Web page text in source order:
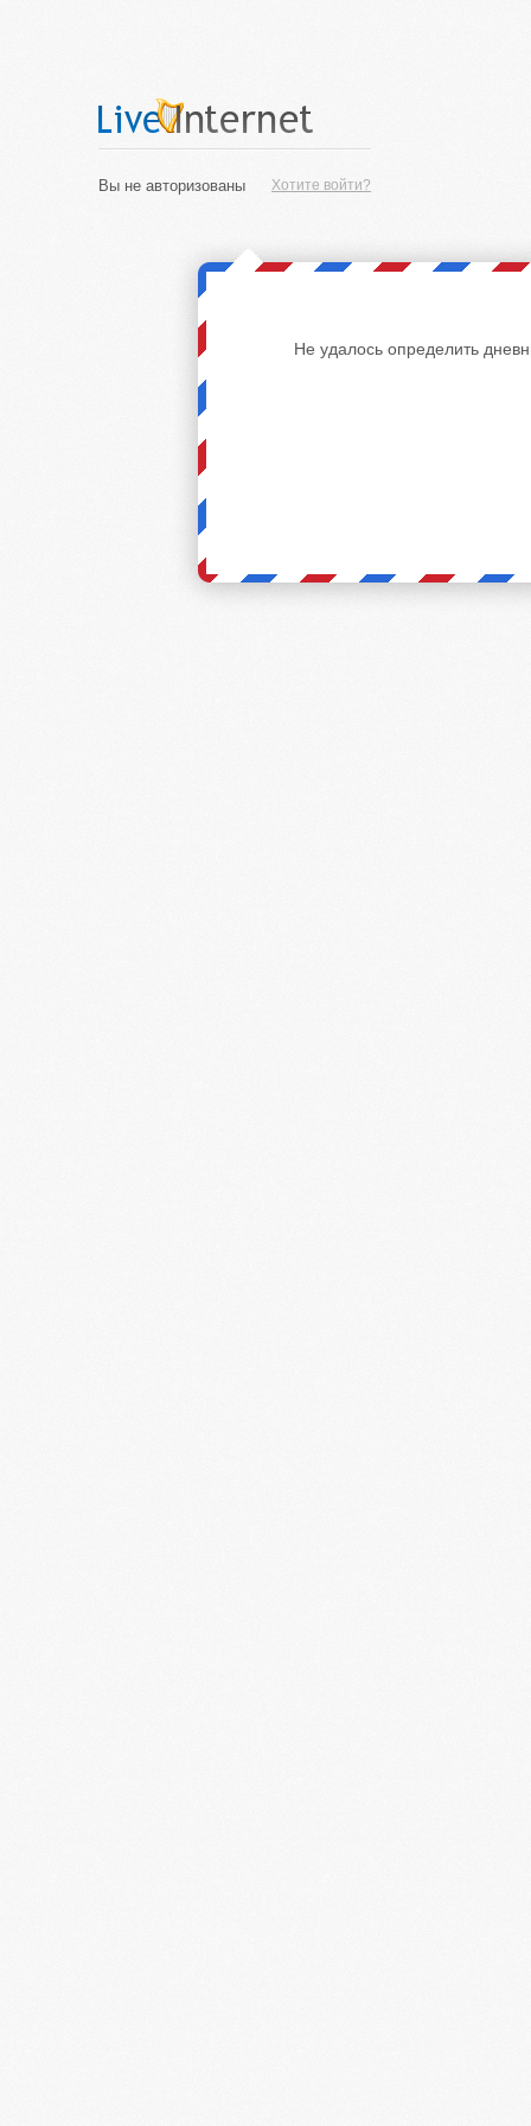
Хотите войти?
Вы не авторизованы
Не удалось определить